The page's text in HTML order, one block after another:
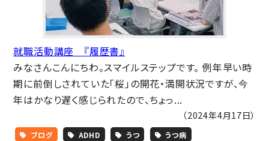
就職活動講座 『履歴書』
みなさんこんにちわ。スマイルステップです。 例年早い時
期に前倒しされていた「桜」の開花・満開状況ですが、今
年はかなり遅く感じられたので、ちょっ...
（2024年4月17日）
ブログ ADHD うつ うつ病